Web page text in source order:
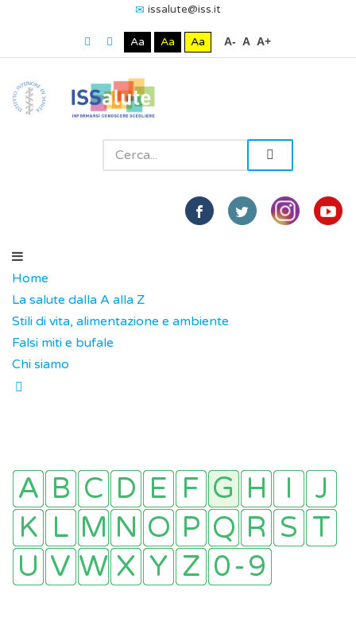
issalute@iss.it
Aa Aa Aa A- A A+
Home
La salute dalla A alla Z
Stili di vita, alimentazione e ambiente
Falsi miti e bufale
Chi siamo